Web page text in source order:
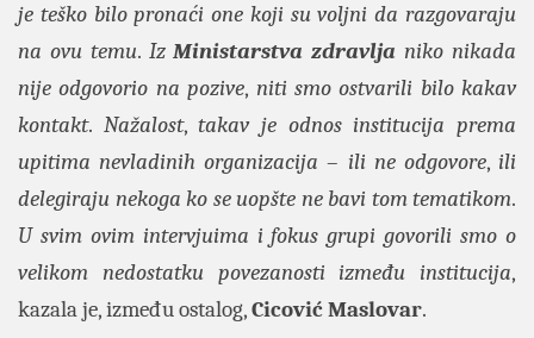
je teško bilo pronaći one koji su voljni da razgovaraju
na ovu temu. IzMinistarstva zdravlja niko nikada
nije odgovorio na pozive, niti smo ostvarili bilo kakav
kontakt. Nažalost,takav je odnos institucija prema
upitima nevladinih organizacija – ili ne odgovore,ili
delegiraju nekoga ko se uopšte ne bavi tom tematikom.
U svim ovim intervjuima i fokus grupi govorili smo o
velikom nedostatku povezanosti između institucija,
kazala je, između ostalog,Cicović Maslovar.